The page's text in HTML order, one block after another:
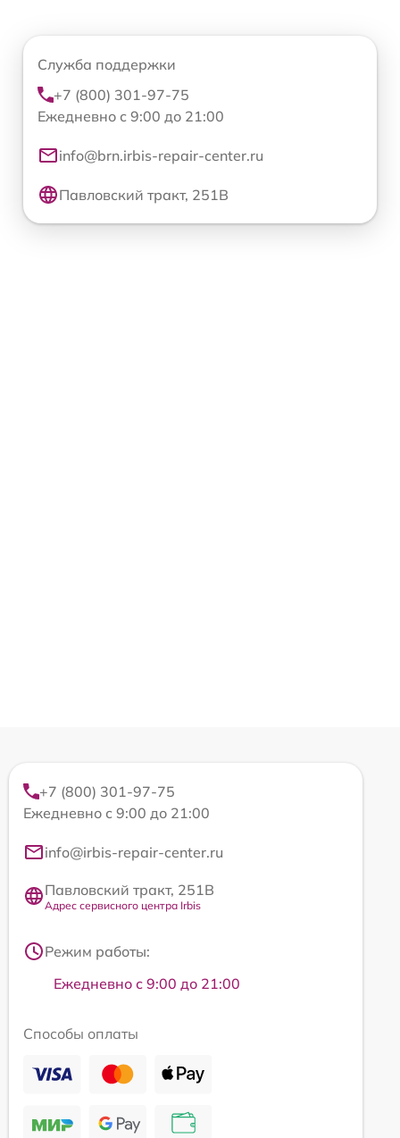
Служба поддержки
+7 (800) 301-97-75
Ежедневно с 9:00 до 21:00
info@brn.irbis-repair-center.ru
Павловский тракт, 251В
+7 (800) 301-97-75
Ежедневно с 9:00 до 21:00
info@irbis-repair-center.ru
Павловский тракт, 251В
Адрес сервисного центра Irbis
Режим работы:
Ежедневно с 9:00 до 21:00
Способы оплаты